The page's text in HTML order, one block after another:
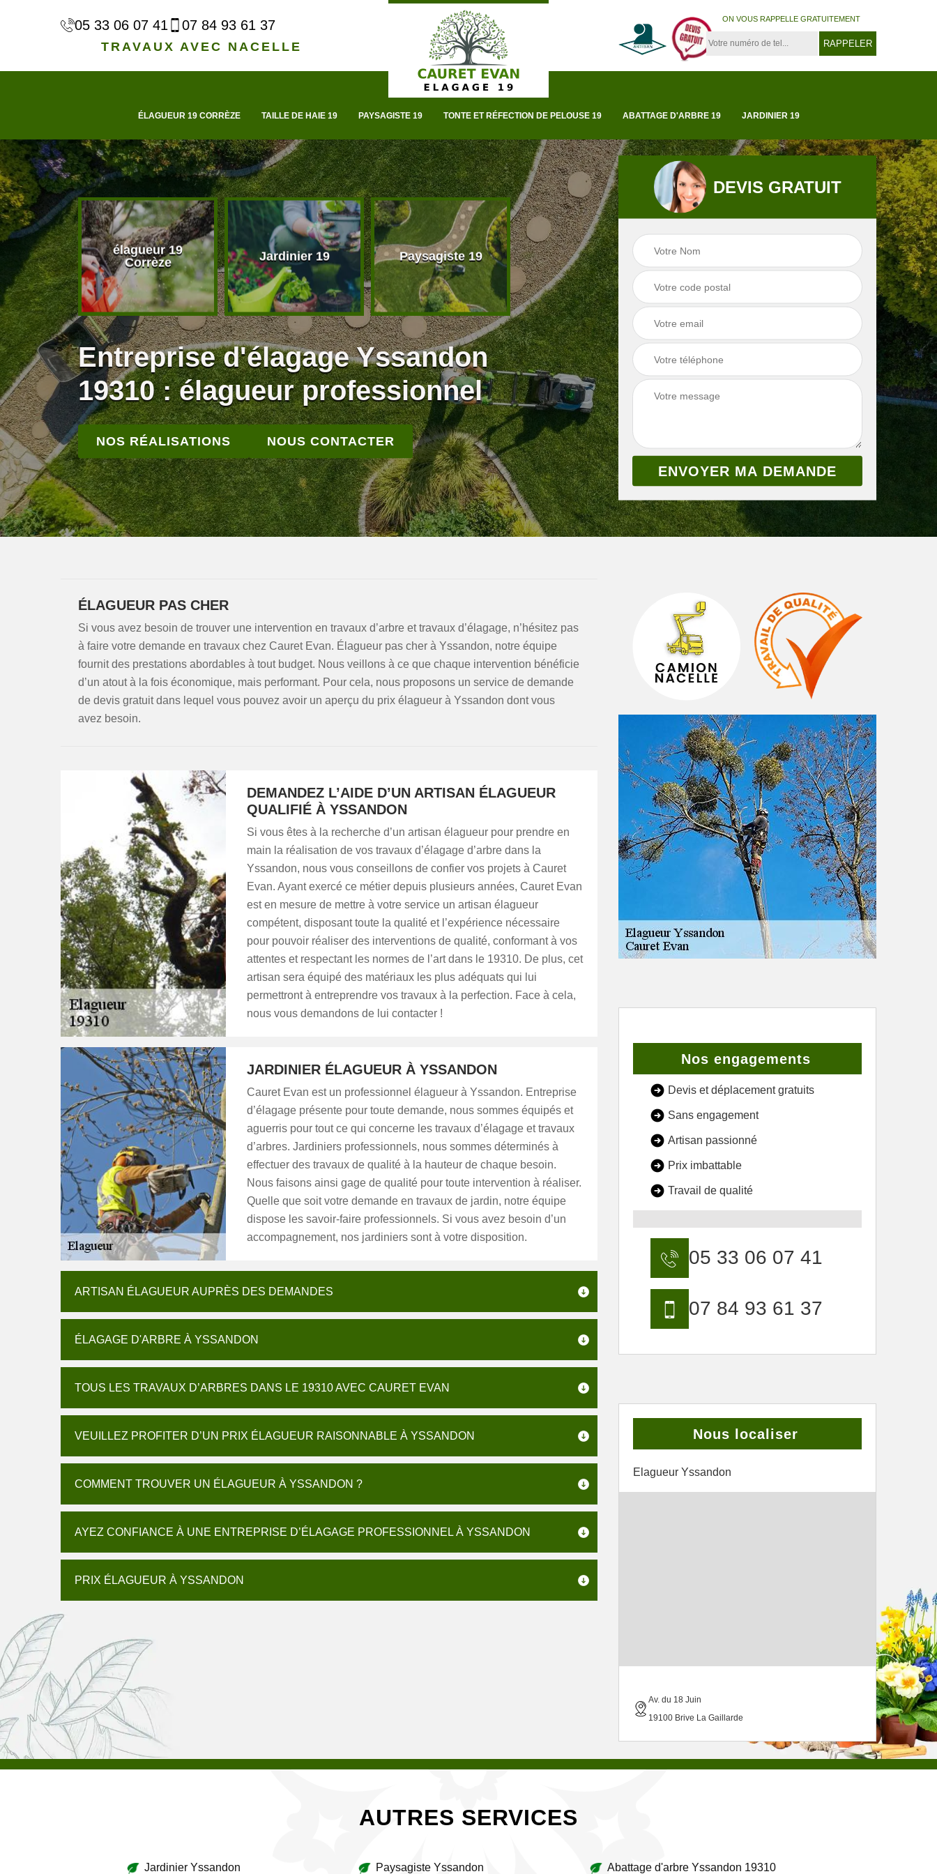
05 33 06 07 41 07 84 93 61 37
TRAVAUX AVEC NACELLE
ON VOUS RAPPELLE GRATUITEMENT
ÉLAGUEUR 19 CORRÈZE TAILLE DE HAIE 19 PAYSAGISTE 19 TONTE ET RÉFECTION DE PELOUSE 19 ABATTAGE D'ARBRE 19 JARDINIER 19
19
élagueur 19
Corrèze
Jardinier 19 Paysagiste 19 Taille de haie 19
Tonte et réfection
Abattage d'arbre
Entreprise d'élagage Yssandon
19310 : élagueur professionnel
NOS RÉALISATIONS NOUS CONTACTER
DEVIS GRATUIT
ÉLAGUEUR PAS CHER
Si vous avez besoin de trouver une intervention en travaux d’arbre et travaux d’élagage, n’hésitez pas
à faire votre demande en travaux chez Cauret Evan. Élagueur pas cher à Yssandon, notre équipe
fournit des prestations abordables à tout budget. Nous veillons à ce que chaque intervention bénéficie
d’un atout à la fois économique, mais performant. Pour cela, nous proposons un service de demande
de devis gratuit dans lequel vous pouvez avoir un aperçu du prix élagueur à Yssandon dont vous
avez besoin.
DEMANDEZ L’AIDE D’UN ARTISAN ÉLAGUEUR
QUALIFIÉ À YSSANDON
Si vous êtes à la recherche d’un artisan élagueur pour prendre en
main la réalisation de vos travaux d’élagage d’arbre dans la
Yssandon, nous vous conseillons de confier vos projets à Cauret
Evan. Ayant exercé ce métier depuis plusieurs années, Cauret Evan
est en mesure de mettre à votre service un artisan élagueur
compétent, disposant toute la qualité et l’expérience nécessaire
pour pouvoir réaliser des interventions de qualité, conformant à vos
attentes et respectant les normes de l’art dans le 19310. De plus, cet
artisan sera équipé des matériaux les plus adéquats qui lui
permettront à entreprendre vos travaux à la perfection. Face à cela,
nous vous demandons de lui contacter !
JARDINIER ÉLAGUEUR À YSSANDON
Cauret Evan est un professionnel élagueur à Yssandon. Entreprise
d’élagage présente pour toute demande, nous sommes équipés et
aguerris pour tout ce qui concerne les travaux d’élagage et travaux
d’arbres. Jardiniers professionnels, nous sommes déterminés à
effectuer des travaux de qualité à la hauteur de chaque besoin.
Nous faisons ainsi gage de qualité pour toute intervention à réaliser.
Quelle que soit votre demande en travaux de jardin, notre équipe
dispose les savoir-faire professionnels. Si vous avez besoin d’un
accompagnement, nos jardiniers sont à votre disposition.
ARTISAN ÉLAGUEUR AUPRÈS DES DEMANDES
ÉLAGAGE D'ARBRE À YSSANDON
TOUS LES TRAVAUX D’ARBRES DANS LE 19310 AVEC CAURET EVAN
VEUILLEZ PROFITER D’UN PRIX ÉLAGUEUR RAISONNABLE À YSSANDON
COMMENT TROUVER UN ÉLAGUEUR À YSSANDON ?
AYEZ CONFIANCE À UNE ENTREPRISE D’ÉLAGAGE PROFESSIONNEL À YSSANDON
PRIX ÉLAGUEUR À YSSANDON
Nos engagements
Devis et déplacement gratuits
Sans engagement
Artisan passionné
Prix imbattable
Travail de qualité
05 33 06 07 41
07 84 93 61 37
Nous localiser
Elagueur Yssandon
Av. du 18 Juin
19100 Brive La Gaillarde
AUTRES SERVICES
Jardinier Yssandon Paysagiste Yssandon Abattage d'arbre Yssandon 19310